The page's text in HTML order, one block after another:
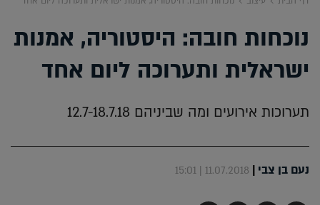
נוכחות חובה: היסטוריה, אמנות
ישראלית ותערוכה ליום אחד
תערוכות אירועים ומה שביניהם 12.7-18.7.18
נעם בן צבי |
11.07.2018 | 15:01